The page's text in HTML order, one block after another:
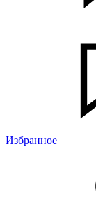
Избранное